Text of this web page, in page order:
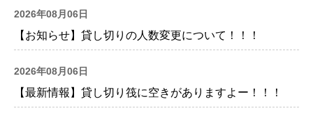
2026年08月06日
【お知らせ】貸し切りの人数変更について！！！
2026年08月06日
【最新情報】貸し切り筏に空きがありますよー！！！